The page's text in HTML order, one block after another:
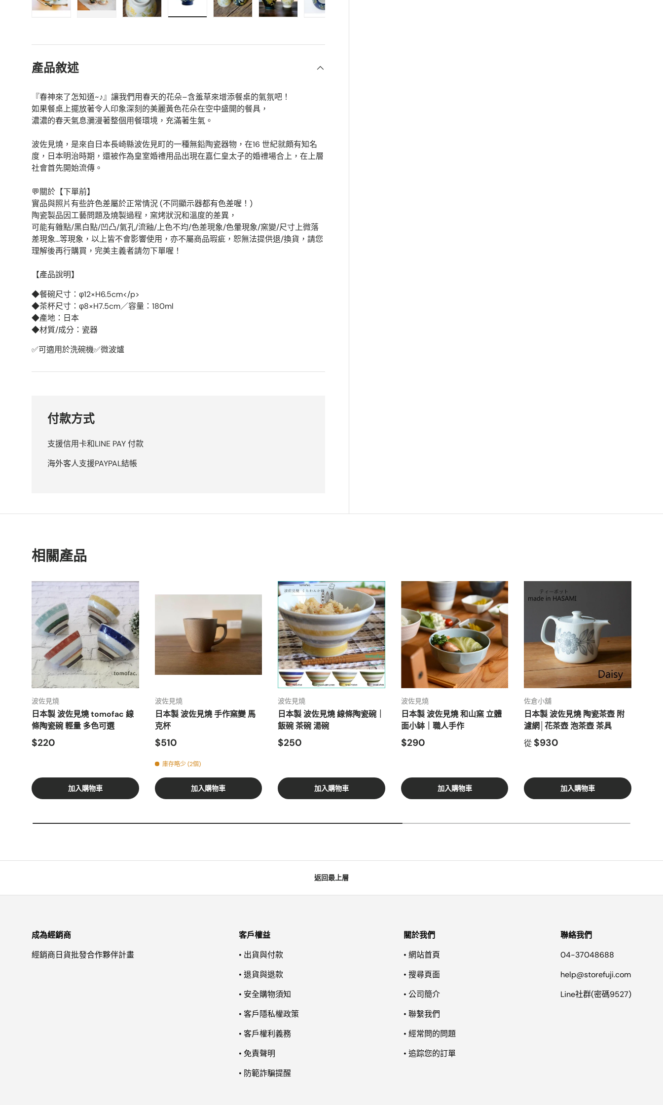
產品敘述
『春神來了怎知道~♪』讓我們用春天的花朵–含羞草來增添餐桌的氣氛吧！
如果餐桌上擺放著令人印象深刻的美麗黃色花朵在空中盛開的餐具，
濃濃的春天氣息瀰漫著整個用餐環境，充滿著生氣。
波佐見燒，是來自日本長崎縣波佐見町的一種無鉛陶瓷器物，在16 世紀就頗有知名
度，日本明治時期，還被作為皇室婚禮用品出現在嘉仁皇太子的婚禮場合上，在上層
社會首先開始流傳。
💬關於【下單前】
實品與照片有些許色差屬於正常情況 (不同顯示器都有色差喔！)
陶瓷製品因工藝問題及燒製過程，窯烤狀況和溫度的差異，
可能有雜點/黑白點/凹凸/氣孔/流釉/上色不均/色差現象/色暈現象/窯變/尺寸上微落
差現象...等現象，以上皆不會影響使用，亦不屬商品瑕疵，恕無法提供退/換貨，請您
理解後再行購買，完美主義者請勿下單喔！
【產品說明】
◆餐碗尺寸：φ12×H6.5cm</p>
◆茶杯尺寸：φ8×H7.5cm／容量：180ml
◆產地：日本
◆材質/成分：瓷器
✅可適用於洗碗機✅微波爐
付款方式
支援信用卡和LINE PAY 付款
海外客人支援PAYPAL結帳
相關產品
波佐見燒
日本製 波佐見燒 tomofac 線
條陶瓷碗 輕量 多色可選
$220
加入購物車
波佐見燒
日本製 波佐見燒 手作窯變 馬
克杯
$510
庫存略少 (2個)
加入購物車
波佐見燒
日本製 波佐見燒 線條陶瓷碗｜
飯碗 茶碗 湯碗
$250
加入購物車
波佐見燒
日本製 波佐見燒 和山窯 立體
面小缽｜職人手作
$290
加入購物車
佐倉小舖
日本製 波佐見燒 陶瓷茶壺 附
濾網│花茶壺 泡茶壺 茶具
從 $930
加入購物車
返回最上層
成為經銷商
經銷商日貨批發合作夥伴計畫
客戶權益
• 出貨與付款
• 退貨與退款
• 安全購物須知
• 客戶隱私權政策
• 客戶權利義務
• 免責聲明
• 防範詐騙提醒
關於我們
• 網站首頁
• 搜尋頁面
• 公司簡介
• 聯繫我們
• 經常問的問題
• 追踪您的訂單
聯絡我們
04-37048688
help@storefuji.com
Line社群(密碼9527)